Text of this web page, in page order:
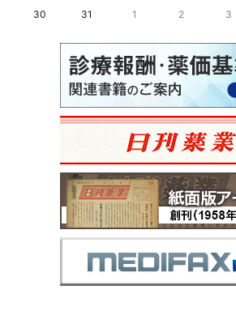
30
31 1 2 3